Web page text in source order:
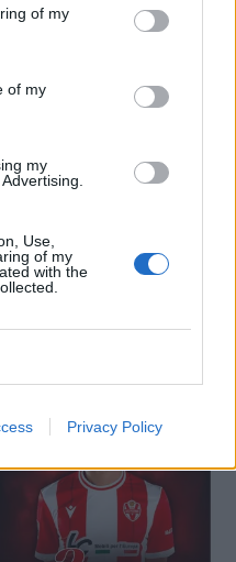
of my
of my
my
Use,
of my
with the
Privacy Policy